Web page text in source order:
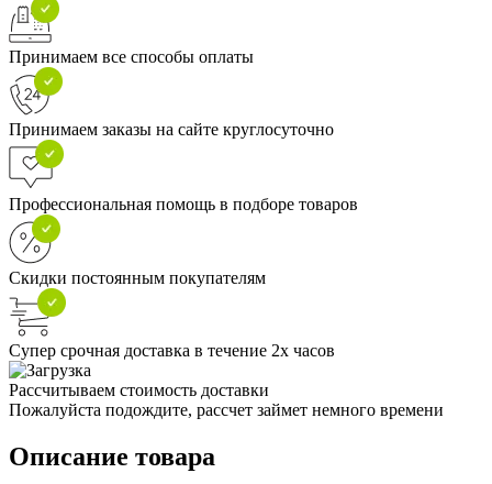
Принимаем все способы оплаты
Принимаем заказы на сайте круглосуточно
Профессиональная помощь в подборе товаров
Скидки постоянным покупателям
Супер срочная доставка в течение 2х часов
Рассчитываем стоимость доставки
Пожалуйста подождите, рассчет займет немного времени
Описание товара